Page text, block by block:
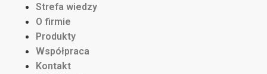
Strefa wiedzy
O firmie
Produkty
Współpraca
Kontakt